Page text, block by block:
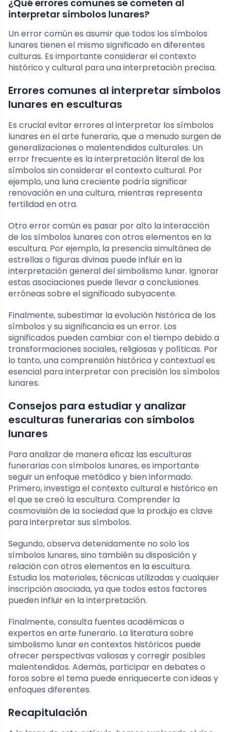
¿Qué errores comunes se cometen al
interpretar símbolos lunares?
Un error común es asumir que todos los símbolos
lunares tienen el mismo significado en diferentes
culturas. Es importante considerar el contexto
histórico y cultural para una interpretación precisa.
Errores comunes al interpretar símbolos
lunares en esculturas
Es crucial evitar errores al interpretar los símbolos
lunares en el arte funerario, que a menudo surgen de
generalizaciones o malentendidos culturales. Un
error frecuente es la interpretación literal de los
símbolos sin considerar el contexto cultural. Por
ejemplo, una luna creciente podría significar
renovación en una cultura, mientras representa
fertilidad en otra.
Otro error común es pasar por alto la interacción
de los símbolos lunares con otros elementos en la
escultura. Por ejemplo, la presencia simultánea de
estrellas o figuras divinas puede influir en la
interpretación general del simbolismo lunar. Ignorar
estas asociaciones puede llevar a conclusiones
erróneas sobre el significado subyacente.
Finalmente, subestimar la evolución histórica de los
símbolos y su significancia es un error. Los
significados pueden cambiar con el tiempo debido a
transformaciones sociales, religiosas y políticas. Por
lo tanto, una comprensión histórica y contextual es
esencial para interpretar con precisión los símbolos
lunares.
Consejos para estudiar y analizar
esculturas funerarias con símbolos
lunares
Para analizar de manera eficaz las esculturas
funerarias con símbolos lunares, es importante
seguir un enfoque metódico y bien informado.
Primero, investiga el contexto cultural e histórico en
el que se creó la escultura. Comprender la
cosmovisión de la sociedad que la produjo es clave
para interpretar sus símbolos.
Segundo, observa detenidamente no solo los
símbolos lunares, sino también su disposición y
relación con otros elementos en la escultura.
Estudia los materiales, técnicas utilizadas y cualquier
inscripción asociada, ya que todos estos factores
pueden influir en la interpretación.
Finalmente, consulta fuentes académicas o
expertos en arte funerario. La literatura sobre
simbolismo lunar en contextos históricos puede
ofrecer perspectivas valiosas y corregir posibles
malentendidos. Además, participar en debates o
foros sobre el tema puede enriquecerte con ideas y
enfoques diferentes.
Recapitulación